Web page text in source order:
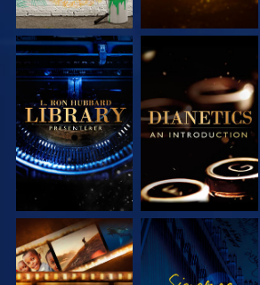
UTFORSK SERIEN UTFORSK SERIEN
UTFORSK SERIEN SE